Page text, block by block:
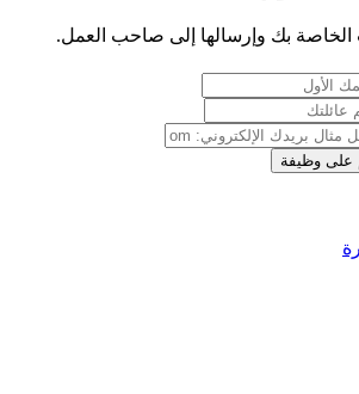
بك وإرسالها إلى صاحب العمل.
على وظيفة